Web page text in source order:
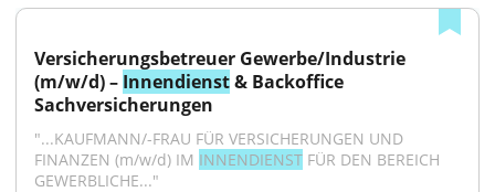
Versicherungsbetreuer Gewerbe/Industrie
(m/w/d) – Innendienst & Backoffice
Sachversicherungen
"...KAUFMANN/-FRAU FÜR VERSICHERUNGEN UND
FINANZEN (m/w/d) IM INNENDIENST FÜR DEN BEREICH
GEWERBLICHE..."